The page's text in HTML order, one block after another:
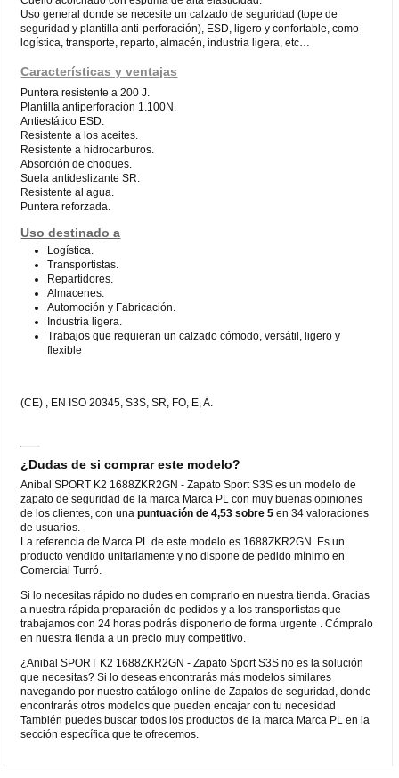
Uso general donde se necesite un calzado de seguridad (tope de
seguridad y plantilla anti-perforación), ESD, ligero y confortable, como
logística, transporte, reparto, almacén, industria ligera, etc…
Características y ventajas
Puntera resistente a 200 J.
Plantilla antiperforación 1.100N.
Antiestático ESD.
Resistente a los aceites.
Resistente a hidrocarburos.
Absorción de choques.
Suela antideslizante SR.
Resistente al agua.
Puntera reforzada.
Uso destinado a
Logística.
Transportistas.
Repartidores.
Almacenes.
Automoción y Fabricación.
Industria ligera.
Trabajos que requieran un calzado cómodo, versátil, ligero y
flexible
(CE) , EN ISO 20345, S3S, SR, FO, E, A.
¿Dudas de si comprar este modelo?
Anibal SPORT K2 1688ZKR2GN - Zapato Sport S3S es un modelo de
zapato de seguridad de la marca Marca PL con muy buenas opiniones
de los clientes, con unapuntuación de 4,53 sobre 5 en 34 valoraciones
de usuarios.
La referencia de Marca PL de este modelo es 1688ZKR2GN. Es un
producto vendido unitariamente y no dispone de pedido mínimo en
Comercial Turró.
Si lo necesitas rápido no dudes en comprarlo en nuestra tienda. Gracias
a nuestra rápida preparación de pedidos y a los transportistas que
trabajamos con 24 horas podrás disponerlo de forma urgente . Cómpralo
en nuestra tienda a un precio muy competitivo.
¿Anibal SPORT K2 1688ZKR2GN - Zapato Sport S3S no es la solución
que necesitas? Si lo deseas encontrarás más modelos similares
navegando por nuestro catálogo online de Zapatos de seguridad, donde
encontrarás otros modelos que pueden encajar con tu necesidad
También puedes buscar todos los productos de la marca Marca PL en la
sección específica que te ofrecemos.